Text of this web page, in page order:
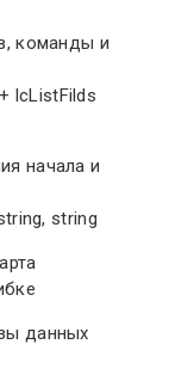
команды и
lcListFilds
начала и
string
данных